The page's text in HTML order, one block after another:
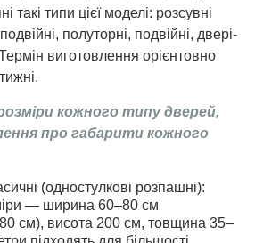
такі типи цієї моделі: розсувні
полуторні, подвійні, двері-
виготовлення орієнтовно
кожного типу дверей,
про габарити кожного
(одностулкові розпашні):
— ширина 60–80 см
см), висота 200 см, товщина 35–